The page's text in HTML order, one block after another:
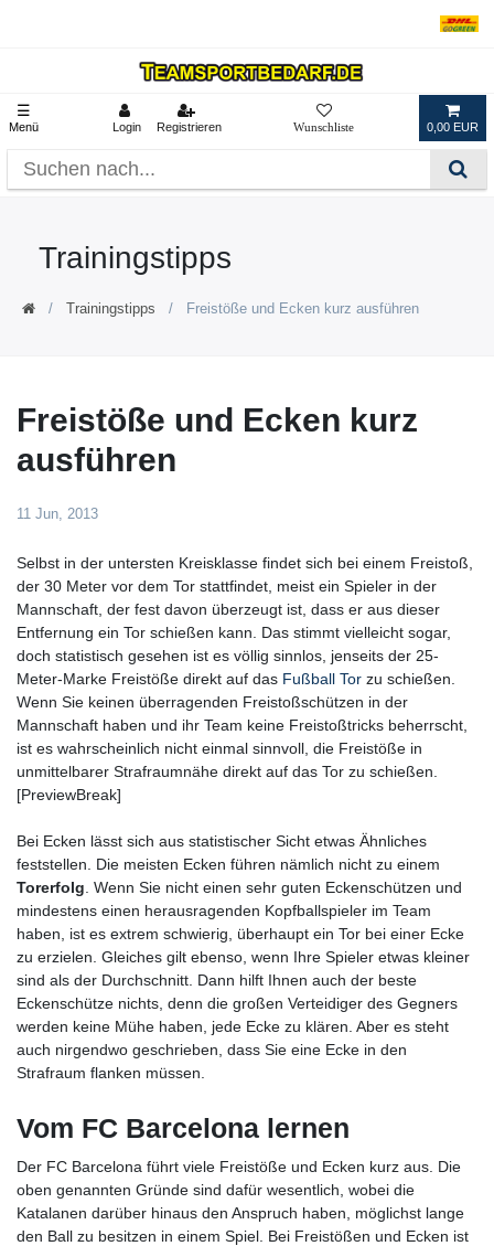
☰
Menü Login Registrieren 0,00 EUR
Trainingstipps
Trainingstipps Freistöße und Ecken kurz ausführen
Freistöße und Ecken kurz
ausführen
11 Jun, 2013
Selbst in der untersten Kreisklasse findet sich bei einem Freistoß,
der 30 Meter vor dem Tor stattfindet, meist ein Spieler in der
Mannschaft, der fest davon überzeugt ist, dass er aus dieser
Entfernung ein Tor schießen kann. Das stimmt vielleicht sogar,
doch statistisch gesehen ist es völlig sinnlos, jenseits der 25-
Meter-Marke Freistöße direkt auf das Fußball Tor zu schießen.
Wenn Sie keinen überragenden Freistoßschützen in der
Mannschaft haben und ihr Team keine Freistoßtricks beherrscht,
ist es wahrscheinlich nicht einmal sinnvoll, die Freistöße in
unmittelbarer Strafraumnähe direkt auf das Tor zu schießen.
[PreviewBreak]
Bei Ecken lässt sich aus statistischer Sicht etwas Ähnliches
feststellen. Die meisten Ecken führen nämlich nicht zu einem
Torerfolg . Wenn Sie nicht einen sehr guten Eckenschützen und
mindestens einen herausragenden Kopfballspieler im Team
haben, ist es extrem schwierig, überhaupt ein Tor bei einer Ecke
zu erzielen. Gleiches gilt ebenso, wenn Ihre Spieler etwas kleiner
sind als der Durchschnitt. Dann hilft Ihnen auch der beste
Eckenschütze nichts, denn die großen Verteidiger des Gegners
werden keine Mühe haben, jede Ecke zu klären. Aber es steht
auch nirgendwo geschrieben, dass Sie eine Ecke in den
Strafraum flanken müssen.
Vom FC Barcelona lernen
Der FC Barcelona führt viele Freistöße und Ecken kurz aus. Die
oben genannten Gründe sind dafür wesentlich, wobei die
Katalanen darüber hinaus den Anspruch haben, möglichst lange
den Ball zu besitzen in einem Spiel. Bei Freistößen und Ecken ist